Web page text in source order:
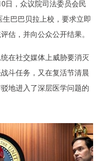
日，众议院司法委员会民
巴巴贝拉上校，要求立即
估，并向公众公开结果。
在社交媒体上威胁要消灭
斗任务，又在复活节清晨
地进入了深层医学问题的